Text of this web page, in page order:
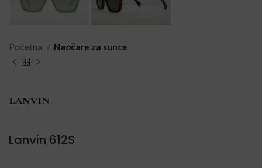
Početna Naočare za sunce
Lanvin 612S